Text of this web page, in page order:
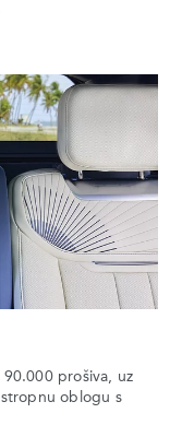
90.000 prošiva, uz
oblogu s